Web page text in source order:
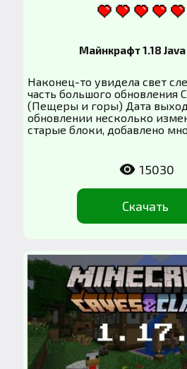
Майнкрафт 1.18
Наконец-то увидела свет
часть большого обновления
(Пещеры и горы) Дата
обновлении несколько
старые блоки, добавлено
Скачать
15030